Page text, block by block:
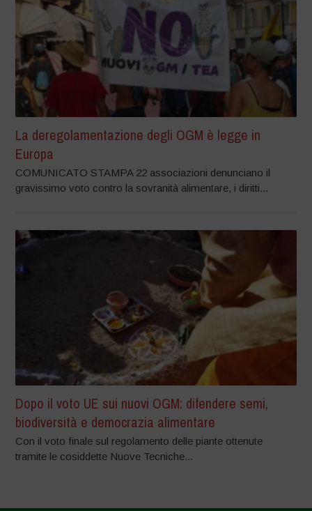
La deregolamentazione degli OGM è legge in
Europa
COMUNICATO STAMPA 22 associazioni denunciano il
gravissimo voto contro la sovranità alimentare, i diritti...
Dopo il voto UE sui nuovi OGM: difendere semi,
biodiversità e democrazia alimentare
Con il voto finale sul regolamento delle piante ottenute
tramite le cosiddette Nuove Tecniche...